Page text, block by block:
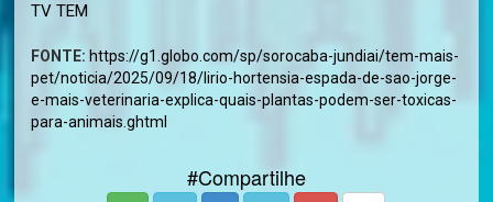
TV TEM
FONTE: https://g1.globo.com/sp/sorocaba-jundiai/tem-mais-
pet/noticia/2025/09/18/lirio-hortensia-espada-de-sao-jorge-
e-mais-veterinaria-explica-quais-plantas-podem-ser-toxicas-
para-animais.ghtml
#Compartilhe